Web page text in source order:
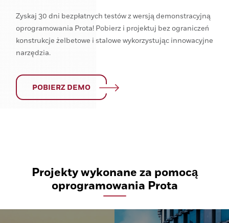
Zyskaj 30 dni bezpłatnych testów z wersją demonstracyjną
oprogramowania Prota! Pobierz i projektuj bez ograniczeń
konstrukcje żelbetowe i stalowe wykorzystując innowacyjne
narzędzia.
POBIERZ DEMO
Projekty wykonane za pomocą
oprogramowania Prota